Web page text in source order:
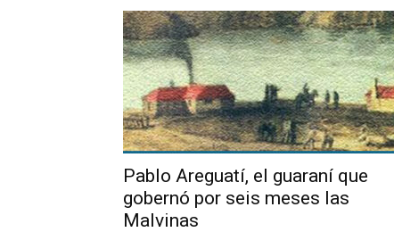
Pablo Areguatí, el guaraní que
gobernó por seis meses las
Malvinas